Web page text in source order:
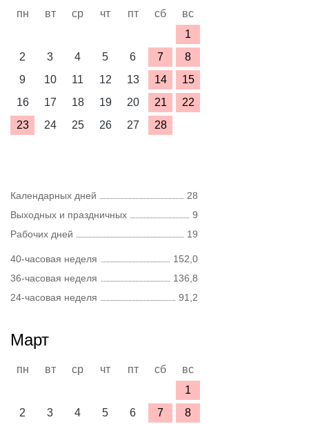
пн вт ср чт пт сб
вс
1
2
3 4 5 6 7
8
9
10 11 12 13 14
15
16
17 18 19 20 21
22
23
24 25 26 27 28
Календарных дней
28
Выходных и праздничных
9
Рабочих дней
19
40-часовая неделя
152,0
36-часовая неделя
136,8
24-часовая неделя
91,2
Март
пн вт ср чт пт сб
вс
1
2
3 4 5 6 7
8